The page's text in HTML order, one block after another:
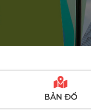
BẢN ĐỒ